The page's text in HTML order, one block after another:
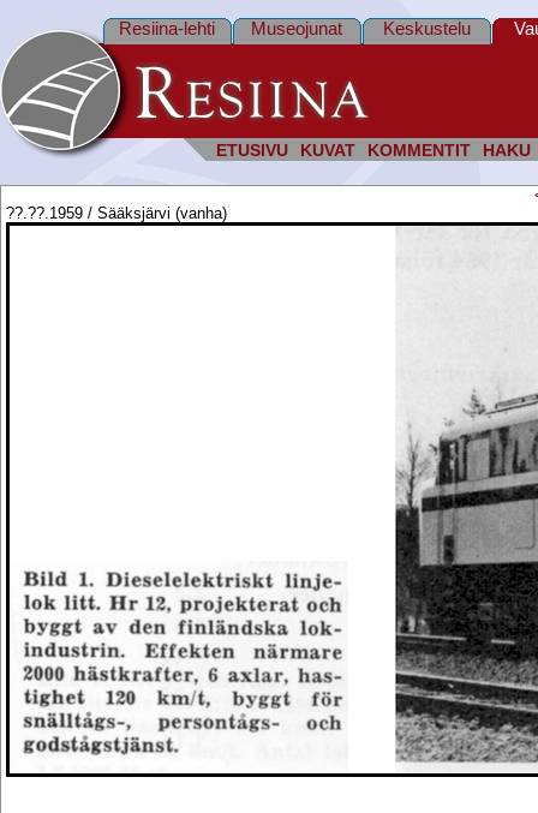
ETUSIVU KUVAT KOMMENTIT HAKU
Resiina-lehti Museojunat Keskustelu
??.??.1959 / Sääksjärvi (vanha)